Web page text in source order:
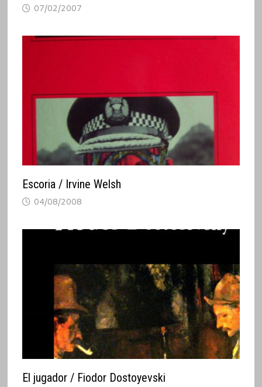
07/02/2007
Escoria / Irvine Welsh
04/08/2008
El jugador / Fiodor Dostoyevski